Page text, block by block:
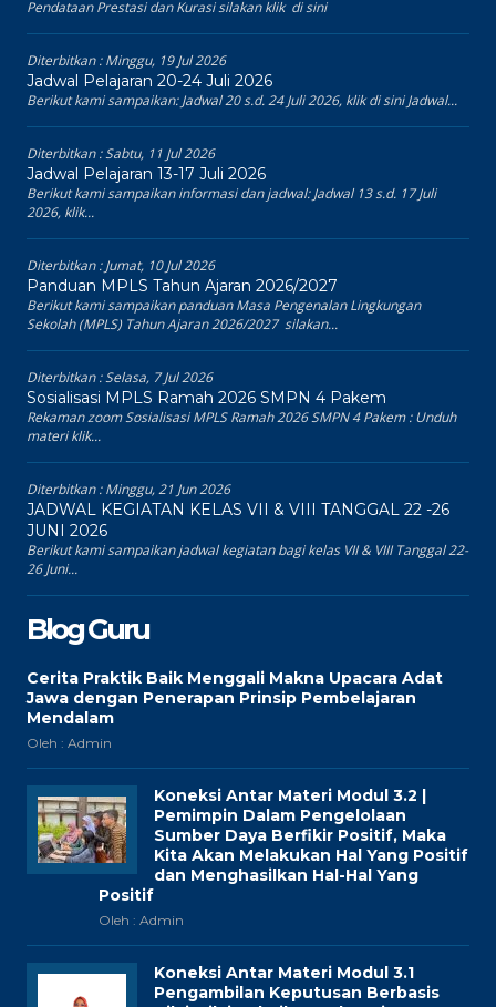
Pendataan Prestasi dan Kurasi silakan klik di sini
Diterbitkan :Minggu, 19 Jul 2026
Jadwal Pelajaran 20-24 Juli 2026
Berikut kami sampaikan: Jadwal 20 s.d. 24 Juli 2026, klik di sini Jadwal...
Diterbitkan :Sabtu, 11 Jul 2026
Jadwal Pelajaran 13-17 Juli 2026
Berikut kami sampaikan informasi dan jadwal: Jadwal 13 s.d. 17 Juli
2026, klik...
Diterbitkan :Jumat, 10 Jul 2026
Panduan MPLS Tahun Ajaran 2026/2027
Berikut kami sampaikan panduan Masa Pengenalan Lingkungan
Sekolah (MPLS) Tahun Ajaran 2026/2027 silakan...
Diterbitkan :Selasa, 7 Jul 2026
Sosialisasi MPLS Ramah 2026 SMPN 4 Pakem
Rekaman zoom Sosialisasi MPLS Ramah 2026 SMPN 4 Pakem : Unduh
materi klik...
Diterbitkan :Minggu, 21 Jun 2026
JADWAL KEGIATAN KELAS VII & VIII TANGGAL 22 -26
JUNI 2026
Berikut kami sampaikan jadwal kegiatan bagi kelas VII & VIII Tanggal 22-
26 Juni...
Blog Guru
Cerita Praktik Baik Menggali Makna Upacara Adat
Jawa dengan Penerapan Prinsip Pembelajaran
Mendalam
Oleh : Admin
Koneksi Antar Materi Modul 3.2 |
Pemimpin Dalam Pengelolaan
Sumber Daya Berfikir Positif, Maka
Kita Akan Melakukan Hal Yang Positif
dan Menghasilkan Hal-Hal Yang
Positif
Oleh : Admin
Koneksi Antar Materi Modul 3.1
Pengambilan Keputusan Berbasis